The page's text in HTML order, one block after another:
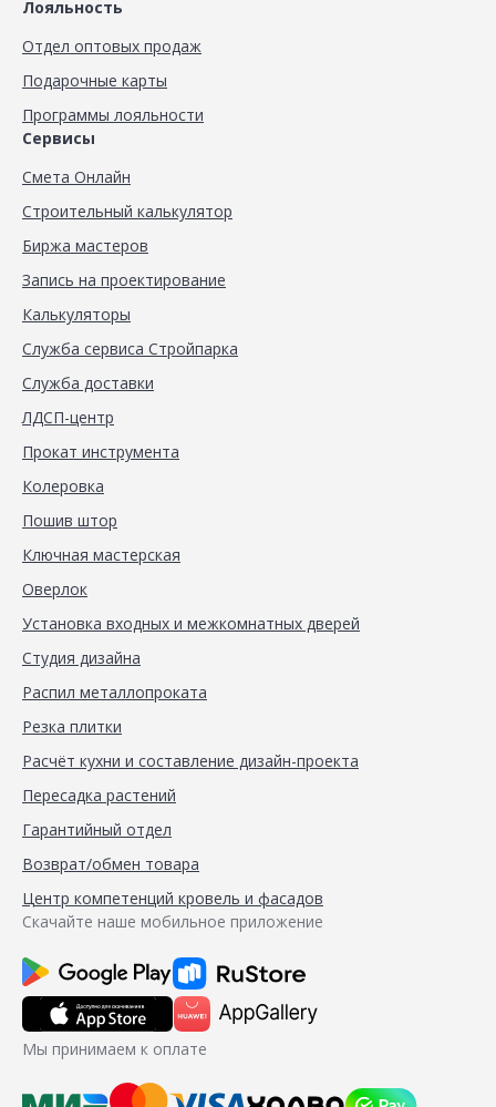
Лояльность
Отдел оптовых продаж
Подарочные карты
Программы лояльности
Сервисы
Смета Онлайн
Строительный калькулятор
Биржа мастеров
Запись на проектирование
Калькуляторы
Служба сервиса Стройпарка
Служба доставки
ЛДСП-центр
Прокат инструмента
Колеровка
Пошив штор
Ключная мастерская
Оверлок
Установка входных и межкомнатных дверей
Студия дизайна
Распил металлопроката
Резка плитки
Расчёт кухни и составление дизайн-проекта
Пересадка растений
Гарантийный отдел
Возврат/обмен товара
Центр компетенций кровель и фасадов
Скачайте наше мобильное приложение
Мы принимаем к оплате